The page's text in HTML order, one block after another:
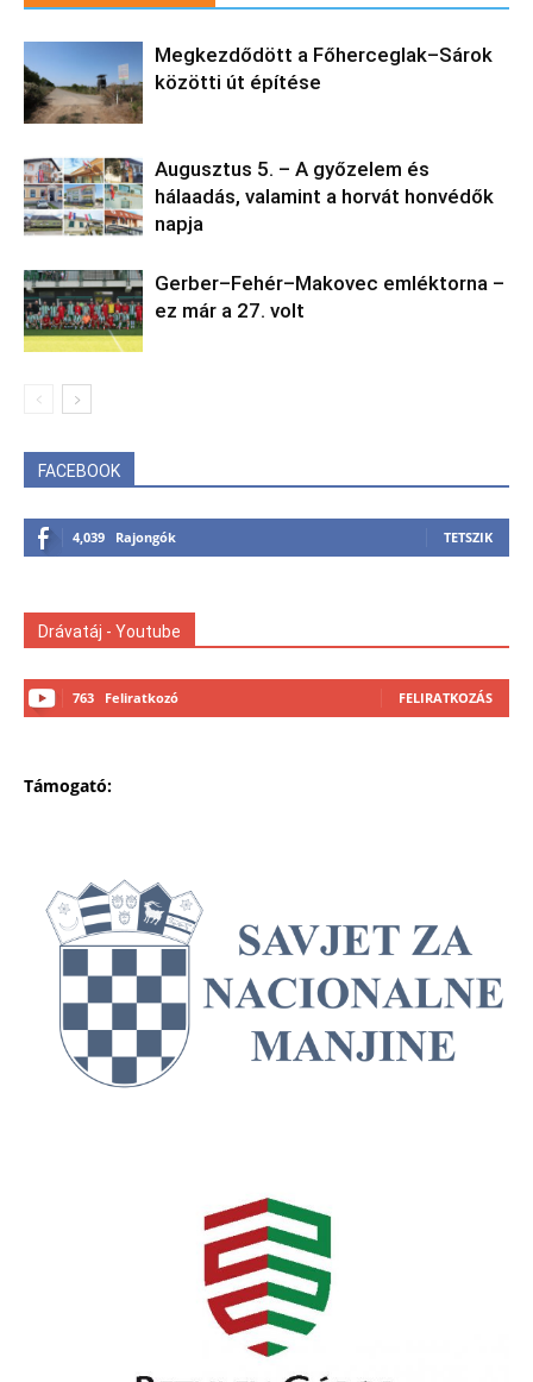
Megkezdődött a Főherceglak–Sárok
közötti út építése
Augusztus 5. – A győzelem és
hálaadás, valamint a horvát honvédők
napja
Gerber–Fehér–Makovec emléktorna –
ez már a 27. volt
FACEBOOK
4,039 Rajongók TETSZIK
Drávatáj - Youtube
763 Feliratkozó FELIRATKOZÁS
Támogató: